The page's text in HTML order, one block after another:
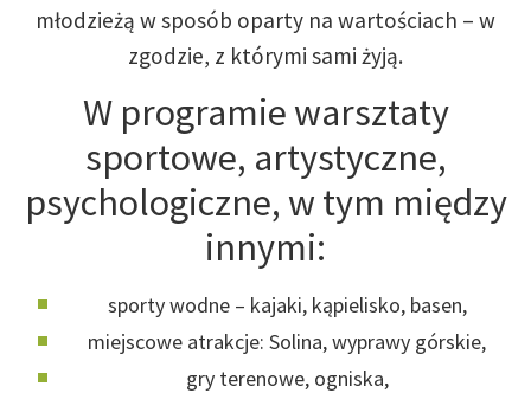
młodzieżą w sposób oparty na wartościach – w
zgodzie, z którymi sami żyją.
W programie warsztaty
sportowe, artystyczne,
psychologiczne, w tym między
innymi:
sporty wodne – kajaki, kąpielisko, basen,
miejscowe atrakcje: Solina, wyprawy górskie,
gry terenowe, ogniska,